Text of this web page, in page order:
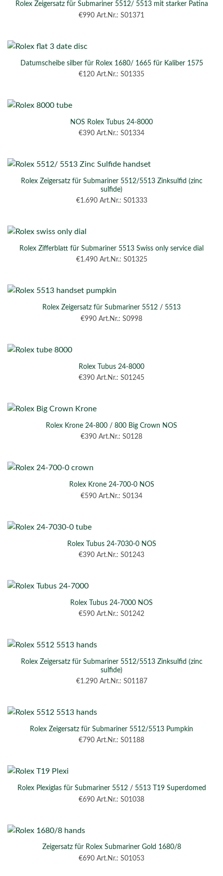
Rolex Zeigersatz für Submariner 5512/ 5513 mit starker Patina
€990 Art.Nr.: S01371
Datumscheibe silber für Rolex 1680/ 1665 für Kaliber 1575
€120 Art.Nr.: S01335
NOS Rolex Tubus 24-8000
€390 Art.Nr.: S01334
Rolex Zeigersatz für Submariner 5512/5513 Zinksulfid (zinc
sulfide)
€1.690Art.Nr.: S01333
Rolex Zifferblatt für Submariner 5513 Swiss only service dial
€1.490Art.Nr.: S01325
Rolex Zeigersatz für Submariner 5512 / 5513
€990 Art.Nr.: S0998
Rolex Tubus 24-8000
€390 Art.Nr.: S01245
Rolex Krone 24-800 / 800 Big Crown NOS
€390 Art.Nr.: S0128
Rolex Krone 24-700-0 NOS
€590 Art.Nr.: S0134
Rolex Tubus 24-7030-0 NOS
€390 Art.Nr.: S01243
Rolex Tubus 24-7000 NOS
€590 Art.Nr.: S01242
Rolex Zeigersatz für Submariner 5512/5513 Zinksulfid (zinc
sulfide)
€1.290Art.Nr.: S01187
Rolex Zeigersatz für Submariner 5512/5513 Pumpkin
€790 Art.Nr.: S01188
Rolex Plexiglas für Submariner 5512 / 5513 T19 Superdomed
€690 Art.Nr.: S01038
Zeigersatz für Rolex Submariner Gold 1680/8
€690 Art.Nr.: S01053